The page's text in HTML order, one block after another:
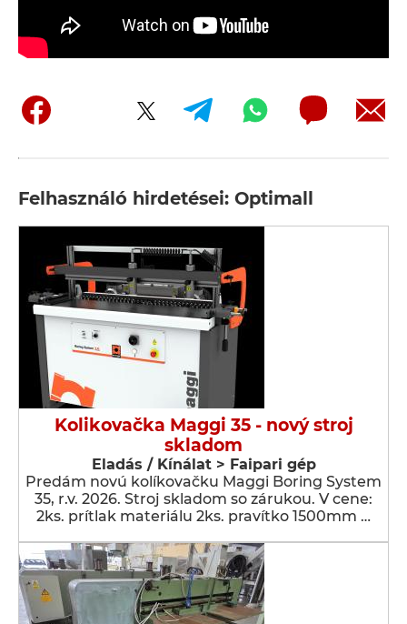
Felhasználó hirdetései: Optimall
Kolikovačka Maggi 35 - nový stroj
skladom
Eladás / Kínálat > Faipari gép
Predám novú kolíkovačku Maggi Boring System
35, r.v. 2026. Stroj skladom so zárukou. V cene:
2ks. prítlak materiálu 2ks. pravítko 1500mm …